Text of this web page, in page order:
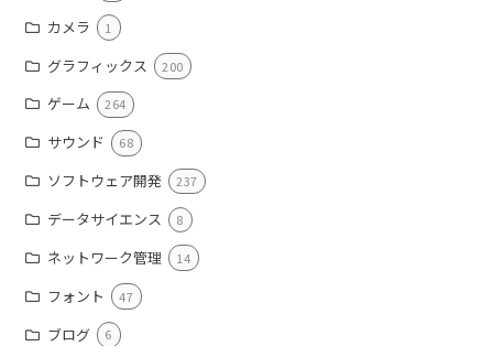
カメラ 1
グラフィックス 200
ゲーム 264
サウンド 68
ソフトウェア開発 237
データサイエンス 8
ネットワーク管理 14
フォント 47
ブログ 6